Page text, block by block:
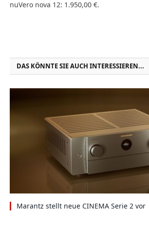
nuVero nova 12: 1.950,00 €.
DAS KÖNNTE SIE AUCH INTERESSIEREN...
Marantz stellt neue CINEMA Serie 2 vor